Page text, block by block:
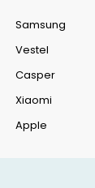
Samsung
Vestel
Casper
Xiaomi
Apple